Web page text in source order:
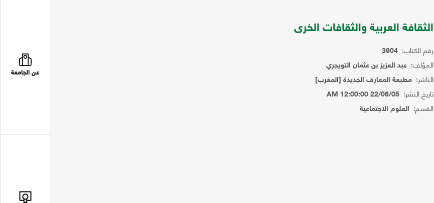
عن الجامعة
الثقافة العربية والثقافات الخرى
رقم الكتاب: 3904
المؤلف: عبد العزيز بن عثمان التويجري
الناشر: مطبعة المعارف الجديدة [المغرب]
تاريخ النشر: 22/06/05 12:00:00 AM
القسم: العلوم الاجتماعية